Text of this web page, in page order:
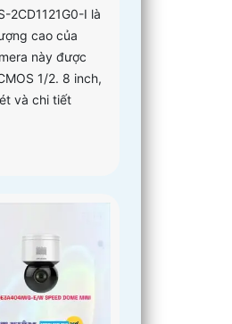
2CD1121G0-I là
cao của
này được
1/2. 8 inch,
và chi tiết